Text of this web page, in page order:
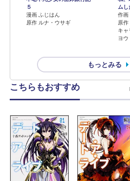
５
漫画 ふじはん
原作 ルナ・ウサギ
ム
作画
原作
キ
ヨウ
もっとみる
こちらもおすすめ